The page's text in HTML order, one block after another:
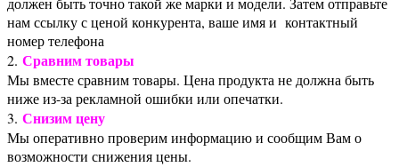
нам ссылку с ценой конкурента, ваше имя и контактный
номер телефона
2. Сравним товары
Мы вместе сравним товары. Цена продукта не должна быть
ниже из-за рекламной ошибки или опечатки.
3. Снизим цену
Мы оперативно проверим информацию и сообщим Вам о
возможности снижения цены.